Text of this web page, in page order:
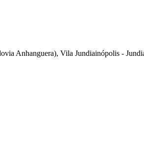
Anhanguera), Vila Jundiainópolis -